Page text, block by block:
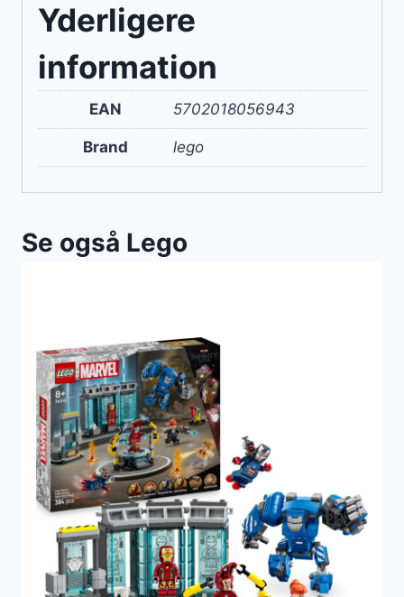
Yderligere
information
EAN 5702018056943
Brand lego
Se også Lego